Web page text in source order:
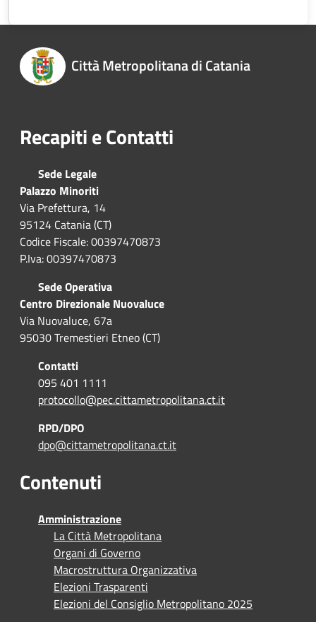
Città Metropolitana di Catania
Recapiti e Contatti
Sede Legale
Palazzo Minoriti
Via Prefettura, 14
95124 Catania (CT)
Codice Fiscale: 00397470873
P.Iva: 00397470873
Sede Operativa
Centro Direzionale Nuovaluce
Via Nuovaluce, 67a
95030 Tremestieri Etneo (CT)
Contatti
095 401 1111
protocollo@pec.cittametropolitana.ct.it
RPD/DPO
dpo@cittametropolitana.ct.it
Contenuti
Amministrazione
La Città Metropolitana
Organi di Governo
Macrostruttura Organizzativa
Elezioni Trasparenti
Elezioni del Consiglio Metropolitano 2025